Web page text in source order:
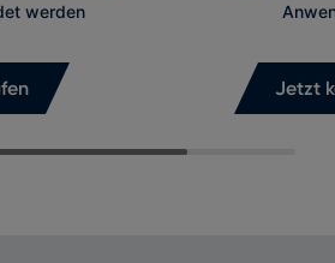
werden
Jetzt